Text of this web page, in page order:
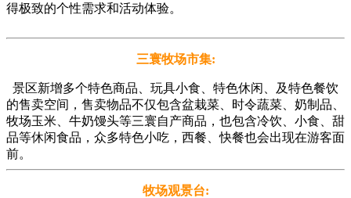
得极致的个性需求和活动体验。
三寰牧场市集:
景区新增多个特色商品、玩具小食、特色休闲、及特色餐饮
的售卖空间，售卖物品不仅包含盆栽菜、时令蔬菜、奶制品、
牧场玉米、牛奶馒头等三寰自产商品，也包含冷饮、小食、甜
品等休闲食品，众多特色小吃，西餐、快餐也会出现在游客面
前。
牧场观景台: